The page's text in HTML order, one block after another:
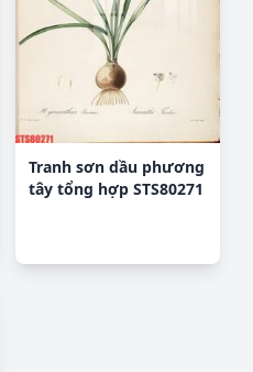
Tranh sơn dầu phương
tây tổng hợp STS80271